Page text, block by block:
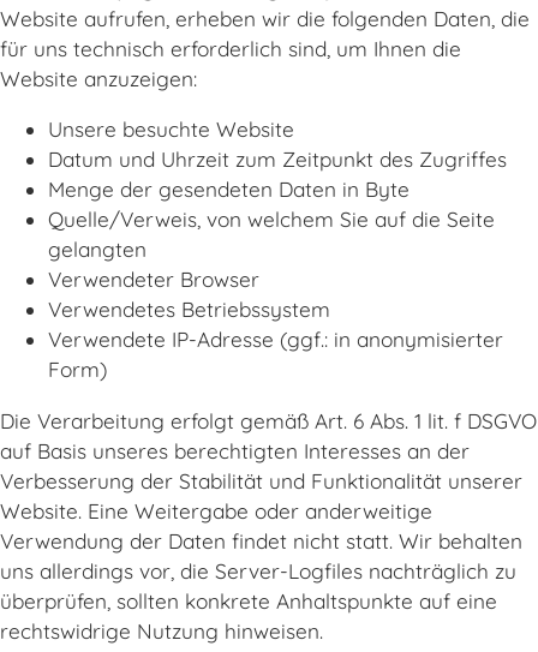
Website aufrufen, erheben wir die folgenden Daten, die
für uns technisch erforderlich sind, um Ihnen die
Website anzuzeigen:
Unsere besuchte Website
Datum und Uhrzeit zum Zeitpunkt des Zugriffes
Menge der gesendeten Daten in Byte
Quelle/Verweis, von welchem Sie auf die Seite
gelangten
Verwendeter Browser
Verwendetes Betriebssystem
Verwendete IP-Adresse (ggf.: in anonymisierter
Form)
Die Verarbeitung erfolgt gemäß Art. 6 Abs. 1 lit. f DSGVO
auf Basis unseres berechtigten Interesses an der
Verbesserung der Stabilität und Funktionalität unserer
Website. Eine Weitergabe oder anderweitige
Verwendung der Daten findet nicht statt. Wir behalten
uns allerdings vor, die Server-Logfiles nachträglich zu
überprüfen, sollten konkrete Anhaltspunkte auf eine
rechtswidrige Nutzung hinweisen.